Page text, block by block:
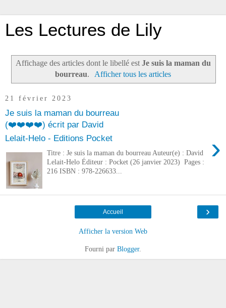
Les Lectures de Lily
Affichage des articles dont le libellé est Je suis la maman du
bourreau. Afficher tous les articles
21 février 2023
Je suis la maman du bourreau
(❤️❤️❤️❤️) écrit par David
Lelait-Helo - Editions Pocket
›
Titre : Je suis la maman du bourreau Auteur(e) : David
Lelait-Helo Éditeur : Pocket (26 janvier 2023) Pages :
216 ISBN : 978-226633...
›
Accueil
Afficher la version Web
Fourni par Blogger.